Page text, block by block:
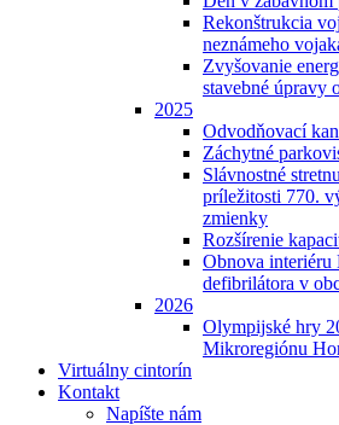
Rekonštrukcia
neznámeho
Zvyšovanie
stavebné úpravy
2025
Odvodňovací
Záchytné
Slávnostné
príležitosti 770.
zmienky
Rozšírenie
Obnova
defibrilátora v
2026
Olympijské hry
Mikroregiónu
Virtuálny cintorín
Kontakt
Napíšte nám